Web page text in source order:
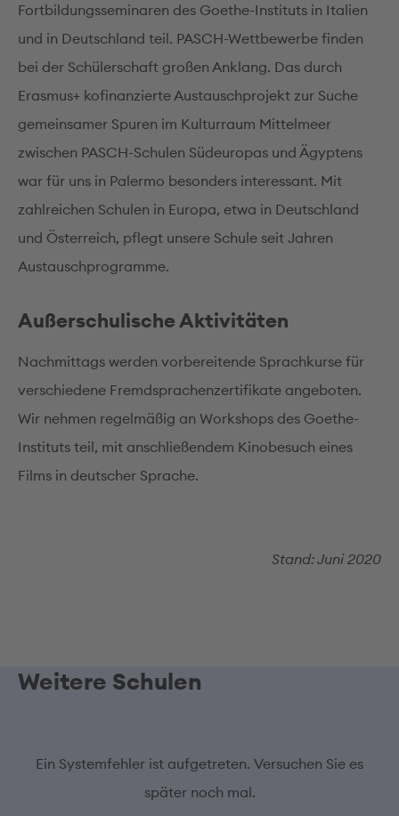
Fortbildungsseminaren des Goethe-Instituts in Italien
und in Deutschland teil. PASCH-Wettbewerbe finden
bei der Schülerschaft großen Anklang. Das durch
Erasmus+ kofinanzierte Austauschprojekt zur Suche
gemeinsamer Spuren im Kulturraum Mittelmeer
zwischen PASCH-Schulen Südeuropas und Ägyptens
war für uns in Palermo besonders interessant. Mit
zahlreichen Schulen in Europa, etwa in Deutschland
und Österreich, pflegt unsere Schule seit Jahren
Austauschprogramme.
Außerschulische Aktivitäten
Nachmittags werden vorbereitende Sprachkurse für
verschiedene Fremdsprachenzertifikate angeboten.
Wir nehmen regelmäßig an Workshops des Goethe-
Instituts teil, mit anschließendem Kinobesuch eines
Films in deutscher Sprache.
Stand: Juni 2020
Weitere Schulen
Ein Systemfehler ist aufgetreten. Versuchen Sie es
später noch mal.